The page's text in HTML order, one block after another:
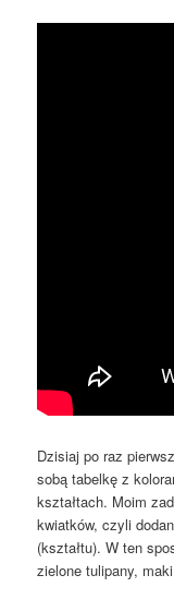
Dzisiaj po raz
sobą tabelkę z
kształtach. Moim
kwiatków, czyli
(kształtu). W ten
zielone tulipany, maki